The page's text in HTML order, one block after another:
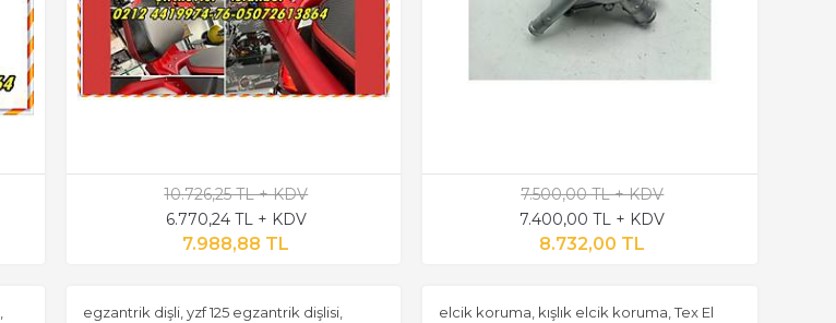
10.726,25 TL + KDV
6.770,24 TL + KDV
7.988,88 TL
7.500,00 TL + KDV
7.400,00 TL + KDV
8.732,00 TL
egzantrik dişli, yzf 125 egzantrik dişlisi,
elcik koruma, kışlık elcik koruma, Tex El